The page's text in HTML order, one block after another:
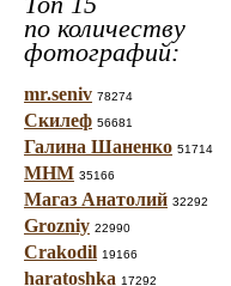
по количеству
фотографий:
mr.seniv 78274
Скилеф 56681
Галина Шаненко 51714
МНМ 35166
Магаз Анатолий 32292
Grozniy 22990
Crakodil 19166
haratoshka 17292